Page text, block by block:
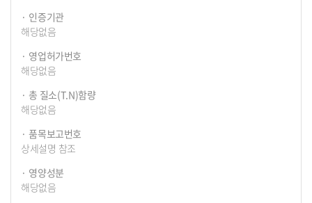
인증기관
해당없음
영업허가번호
해당없음
총 질소(T.N)함량
해당없음
품목보고번호
상세설명 참조
영양성분
해당없음